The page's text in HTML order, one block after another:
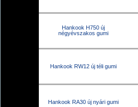
Hankook H750 új
négyévszakos gumi
Hankook RW12 új téli gumi
Hankook RA30 új nyári gumi